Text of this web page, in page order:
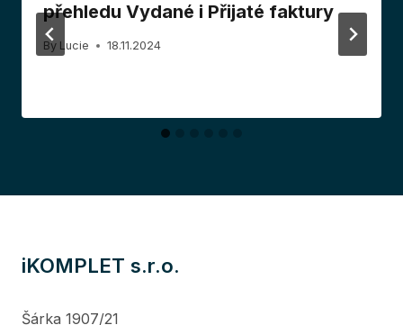
přehledu Vydané i Přijaté faktury
By Lucie 18.11.2024
iKOMPLET s.r.o.
Šárka 1907/21